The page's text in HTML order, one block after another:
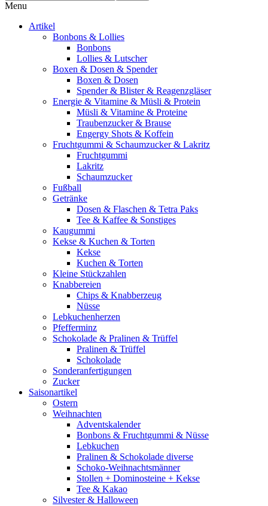
Menu
Artikel
Bonbons & Lollies
Bonbons
Lollies & Lutscher
Boxen & Dosen & Spender
Boxen & Dosen
Spender & Blister & Reagenzgläser
Energie & Vitamine & Müsli & Protein
Müsli & Vitamine & Proteine
Traubenzucker & Brause
Engergy Shots & Koffein
Fruchtgummi & Schaumzucker & Lakritz
Fruchtgummi
Lakritz
Schaumzucker
Fußball
Getränke
Dosen & Flaschen & Tetra Paks
Tee & Kaffee & Sonstiges
Kaugummi
Kekse & Kuchen & Torten
Kekse
Kuchen & Torten
Kleine Stückzahlen
Knabbereien
Chips & Knabberzeug
Nüsse
Lebkuchenherzen
Pfefferminz
Schokolade & Pralinen & Trüffel
Pralinen & Trüffel
Schokolade
Sonderanfertigungen
Zucker
Saisonartikel
Ostern
Weihnachten
Adventskalender
Bonbons & Fruchtgummi & Nüsse
Lebkuchen
Pralinen & Schokolade diverse
Schoko-Weihnachtsmänner
Stollen + Dominosteine + Kekse
Tee & Kakao
Silvester & Halloween